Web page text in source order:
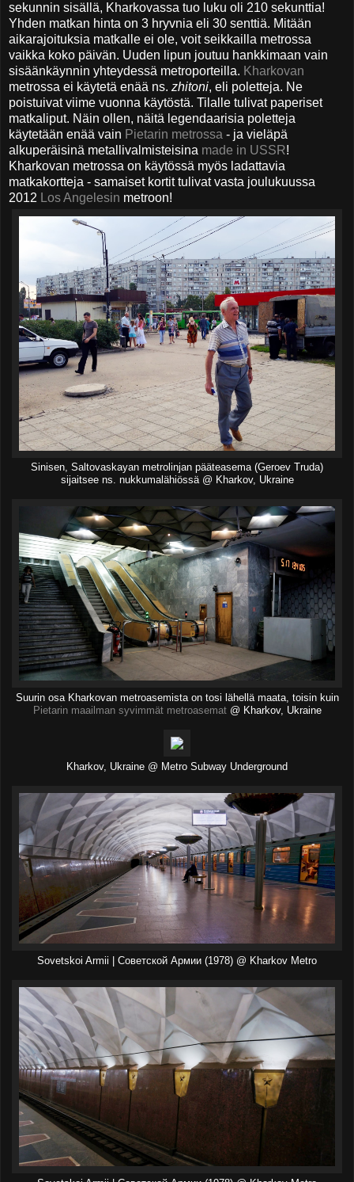
sekunnin sisällä, Kharkovassa tuo luku oli 210 sekunttia!
Yhden matkan hinta on 3 hryvnia eli 30 senttiä. Mitään
aikarajoituksia matkalle ei ole, voit seikkailla metrossa
vaikka koko päivän. Uuden lipun joutuu hankkimaan vain
sisäänkäynnin yhteydessä metroporteilla. Kharkovan
metrossa ei käytetä enää ns. zhitoni, eli poletteja. Ne
poistuivat viime vuonna käytöstä. Tilalle tulivat paperiset
matkaliput. Näin ollen, näitä legendaarisia poletteja
käytetään enää vain Pietarin metrossa - ja vieläpä
alkuperäisinä metallivalmisteisina made in USSR!
Kharkovan metrossa on käytössä myös ladattavia
matkakortteja - samaiset kortit tulivat vasta joulukuussa
2012 Los Angelesin metroon!
Sinisen, Saltovaskayan metrolinjan pääteasema (Geroev Truda)
sijaitsee ns. nukkumalähiössä @ Kharkov, Ukraine
Suurin osa Kharkovan metroasemista on tosi lähellä maata, toisin kuin
Pietarin maailman syvimmät metroasemat@ Kharkov, Ukraine
Kharkov, Ukraine @ Metro Subway Underground
Sovetskoi Armii | Советской Армии (1978) @ Kharkov Metro